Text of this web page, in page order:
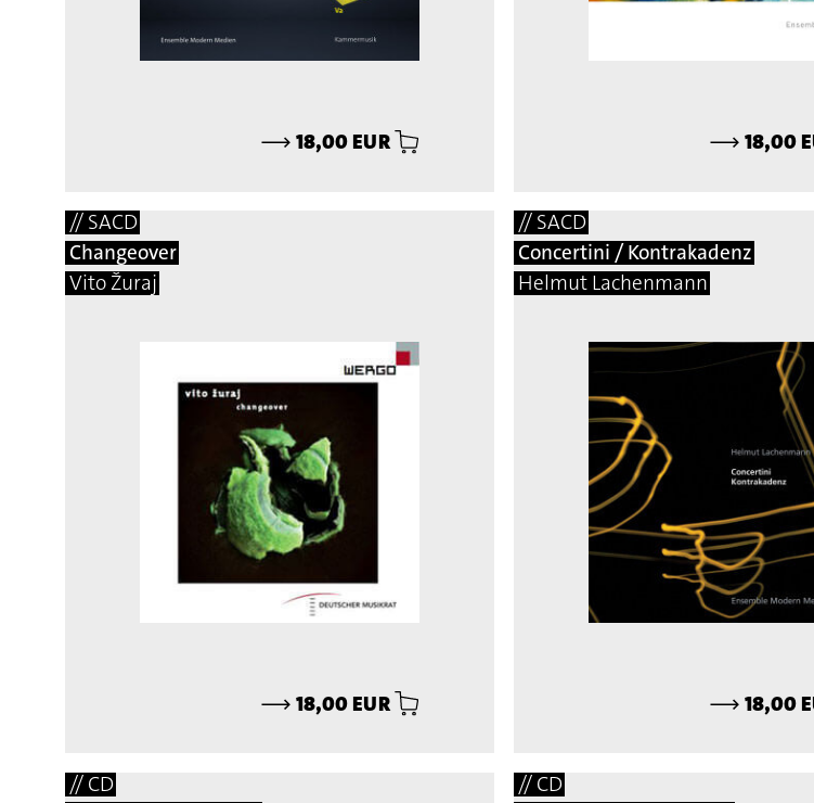
⟶ 18,00 EUR ⟶ 18,00
// SACD
Changeover
Vito Žuraj
⟶ 18,00 EUR
// SACD
Concertini / Kontrakadenz
Helmut Lachenmann
⟶ 18,00
// CD
// CD